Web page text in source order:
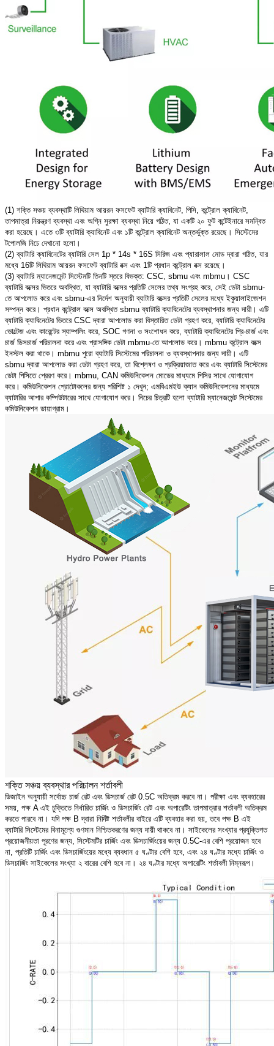
(1) শক্তি সঞ্চয় ব্যবস্থাটি লিথিয়াম আয়রন ফসফেট ব্যাটারি ক্যাবিনেট, পিসি, কন্ট্রোল ক্যাবিনেট,
তাপমাত্রা নিয়ন্ত্রণ ব্যবস্থা এবং অগ্নি সুরক্ষা ব্যবস্থা নিয়ে গঠিত, যা একটি ২০ ফুট কন্টেইনারে সমন্বিত
করা হয়েছে। এতে ৩টি ব্যাটারি ক্যাবিনেট এবং ১টি কন্ট্রোল ক্যাবিনেট অন্তর্ভুক্ত রয়েছে। সিস্টেমের
টপোলজি নিচে দেখানো হলো।
(2) ব্যাটারি ক্যাবিনেটের ব্যাটারি সেল 1p * 14s * 16S সিরিজ এবং প্যারালাল মোড দ্বারা গঠিত, যার
মধ্যে 16টি লিথিয়াম আয়রন ফসফেট ব্যাটারি বক্স এবং 1টি প্রধান কন্ট্রোল বক্স রয়েছে।
(3) ব্যাটারি ম্যানেজমেন্ট সিস্টেমটি তিনটি স্তরে বিভক্ত: CSC, sbmu এবং mbmu। CSC
ব্যাটারি বক্সের ভিতরে অবস্থিত, যা ব্যাটারি বক্সের প্রতিটি সেলের তথ্য সংগ্রহ করে, সেই ডেটা sbmu-
তে আপলোড করে এবং sbmu-এর নির্দেশ অনুযায়ী ব্যাটারি বক্সের প্রতিটি সেলের মধ্যে ইকুয়ালাইজেশন
সম্পন্ন করে। প্রধান কন্ট্রোল বক্সে অবস্থিত sbmu ব্যাটারি ক্যাবিনেটের ব্যবস্থাপনার জন্য দায়ী। এটি
ব্যাটারি ক্যাবিনেটের ভিতরে CSC দ্বারা আপলোড করা বিস্তারিত ডেটা গ্রহণ করে, ব্যাটারি ক্যাবিনেটের
ভোল্টেজ এবং কারেন্টের স্যাম্পলিং করে, SOC গণনা ও সংশোধন করে, ব্যাটারি ক্যাবিনেটের প্রি-চার্জ এবং
চার্জ ডিসচার্জ পরিচালনা করে এবং প্রাসঙ্গিক ডেটা mbmu-তে আপলোড করে। mbmu কন্ট্রোল বক্সে
ইনস্টল করা থাকে। mbmu পুরো ব্যাটারি সিস্টেমের পরিচালনা ও ব্যবস্থাপনার জন্য দায়ী। এটি
sbmu দ্বারা আপলোড করা ডেটা গ্রহণ করে, তা বিশ্লেষণ ও প্রক্রিয়াজাত করে এবং ব্যাটারি সিস্টেমের
ডেটা পিসিতে প্রেরণ করে। mbmu, CAN কমিউনিকেশন মোডের মাধ্যমে পিসির সাথে যোগাযোগ
করে। কমিউনিকেশন প্রোটোকলের জন্য পরিশিষ্ট ১ দেখুন; এমবিএমইউ ক্যান কমিউনিকেশনের মাধ্যমে
ব্যাটারির আপার কম্পিউটারের সাথে যোগাযোগ করে। নিচের চিত্রটি হলো ব্যাটারি ম্যানেজমেন্ট সিস্টেমের
কমিউনিকেশন ডায়াগ্রাম।
শক্তি সঞ্চয় ব্যবস্থার পরিচালন শর্তাবলী
ডিজাইন অনুযায়ী সর্বোচ্চ চার্জ রেট এবং ডিসচার্জ রেট 0.5C অতিক্রম করবে না। পরীক্ষা এবং ব্যবহারের
সময়, পক্ষ A এই চুক্তিতে নির্ধারিত চার্জিং ও ডিসচার্জিং রেট এবং অপারেটিং তাপমাত্রার শর্তাবলী অতিক্রম
করতে পারবে না। যদি পক্ষ B দ্বারা নির্দিষ্ট শর্তাবলীর বাইরে এটি ব্যবহার করা হয়, তবে পক্ষ B এই
ব্যাটারি সিস্টেমের বিনামূল্যে গুণমান নিশ্চিতকরণের জন্য দায়ী থাকবে না। সাইকেলের সংখ্যার প্রযুক্তিগত
প্রয়োজনীয়তা পূরণের জন্য, সিস্টেমটির চার্জিং এবং ডিসচার্জিংয়ের জন্য 0.5C-এর বেশি প্রয়োজন হবে
না, প্রতিটি চার্জিং এবং ডিসচার্জিংয়ের মধ্যে ব্যবধান ৫ ঘণ্টার বেশি হবে, এবং ২৪ ঘণ্টার মধ্যে চার্জিং ও
ডিসচার্জিং সাইকেলের সংখ্যা ২ বারের বেশি হবে না। ২৪ ঘণ্টার মধ্যে অপারেটিং শর্তাবলী নিম্নরূপ।